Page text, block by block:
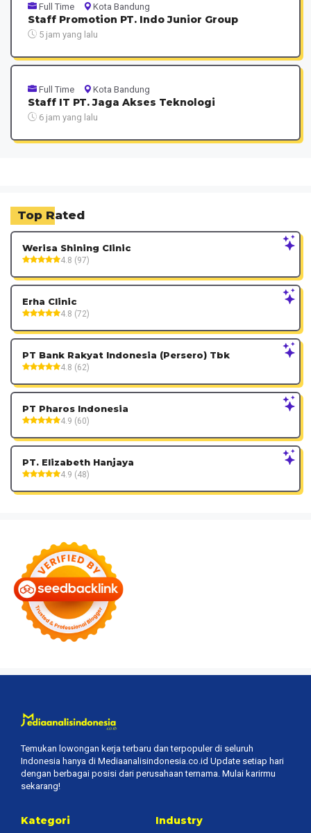
Full Time Kota Bandung
Staff Promotion PT. Indo Junior Group
5 jam yang lalu
Full Time Kota Bandung
Staff IT PT. Jaga Akses Teknologi
6 jam yang lalu
Top Rated
Werisa Shining Clinic
4.8 (97)
Erha Clinic
4.8 (72)
PT Bank Rakyat Indonesia (Persero) Tbk
4.8 (62)
PT Pharos Indonesia
4.9 (60)
PT. Elizabeth Hanjaya
4.9 (48)
Temukan lowongan kerja terbaru dan terpopuler di seluruh
Indonesia hanya di Mediaanalisindonesia.co.id Update setiap hari
dengan berbagai posisi dari perusahaan ternama. Mulai karirmu
sekarang!
Kategori Industry